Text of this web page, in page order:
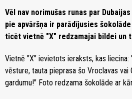
Vēl nav norimušas runas par
pie apvāršņa ir parādījusies
ticēt vietnē "X" redzamajai bildei un
Vietnē "X" ievietots ieraksts, kas
vēsture, tauta pieprasa šo Vroclavas vai
gardumu!" Foto redzama šokolāde ar